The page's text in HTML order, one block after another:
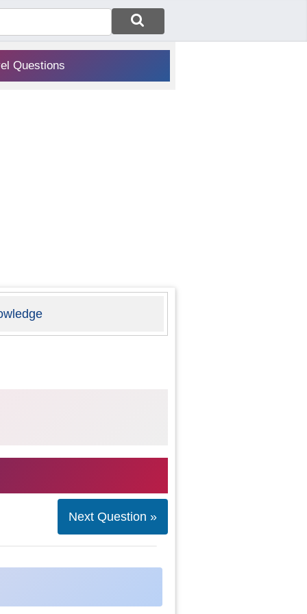
Questions
Next Question »